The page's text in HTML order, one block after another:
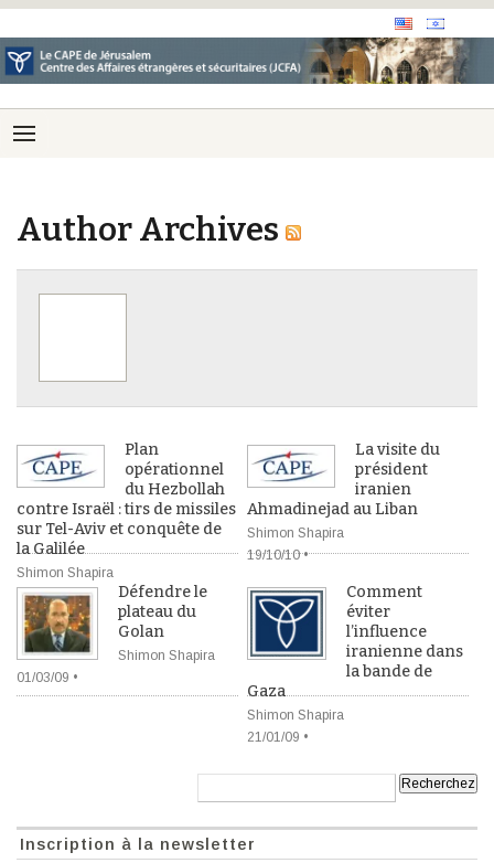
Author Archives
Plan
opérationnel
du Hezbollah
contre Israël : tirs de missiles
sur Tel-Aviv et conquête de
la Galilée
Shimon Shapira
22/11/11 •
La visite du
président
iranien
Ahmadinejad au Liban
Shimon Shapira
19/10/10 •
Défendre le
plateau du
Golan
Shimon Shapira
01/03/09 •
Comment
éviter
l’influence
iranienne dans
la bande de
Gaza
Shimon Shapira
21/01/09 •
Inscription à la newsletter